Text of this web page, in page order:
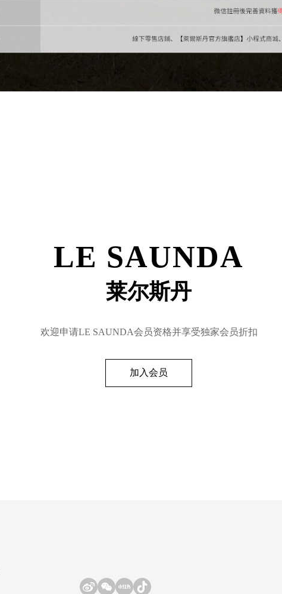
LE SAUNDA
莱尔斯丹
欢迎申请LE SAUNDA会员资格并享受独家会员折扣
加入会员